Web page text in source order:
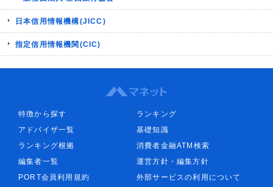
日本信用情報機構(JICC)
指定信用情報機関(CIC)
特徴から探す
ランキング
アドバイザ一覧
基礎知識
ランキング根拠
消費者金融ATM検索
編集者一覧
運営方針・編集方針
PORT会員利用規約
外部サービスの利用について